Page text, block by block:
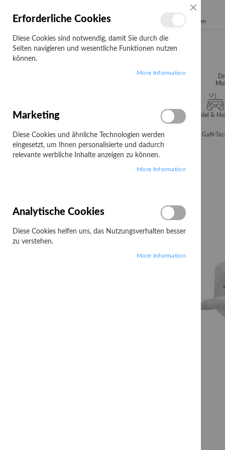
Campus
Server & Storage Spiel &
Startseite Belkin BoostCharge Pro GaN - Netzteil - PPS- und GaN-
Zum
Erforderliche Cookies
Diese Cookies sind notwendig, damit Sie durch die
Seiten navigieren und wesentliche Funktionen nutzen
können.
More Information
Marketing
Diese Cookies und ähnliche Technologien werden
eingesetzt, um Ihnen personalisierte und dadurch
relevante werbliche Inhalte anzeigen zu können.
More Information
Analytische Cookies
Diese Cookies helfen uns, das Nutzungsverhalten besser
zu verstehen.
More Information